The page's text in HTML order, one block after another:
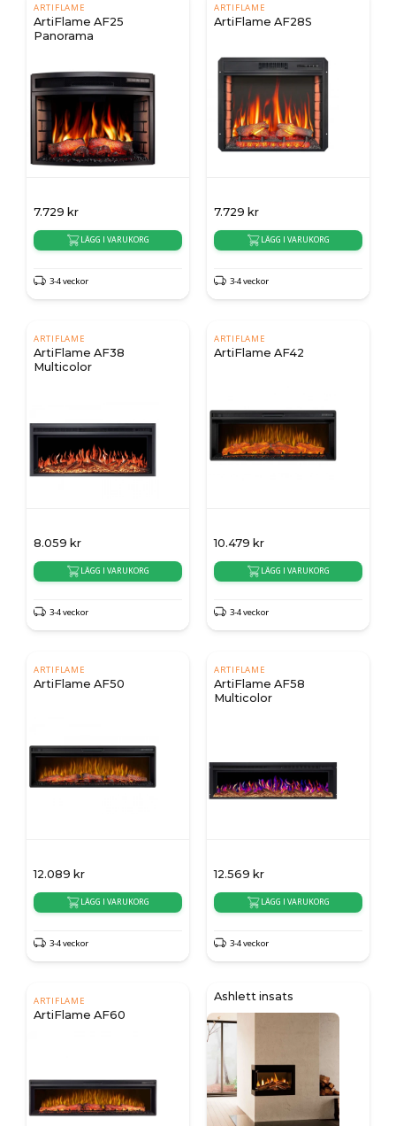
ARTIFLAME
ArtiFlame AF25
Panorama
7.729 kr
LÄGG I VARUKORG
3-4 veckor
ARTIFLAME
ArtiFlame AF28S
7.729 kr
LÄGG I VARUKORG
3-4 veckor
ARTIFLAME
ArtiFlame AF38
Multicolor
8.059 kr
LÄGG I VARUKORG
3-4 veckor
ARTIFLAME
ArtiFlame AF42
10.479 kr
LÄGG I VARUKORG
3-4 veckor
ARTIFLAME
ArtiFlame AF50
12.089 kr
LÄGG I VARUKORG
3-4 veckor
ARTIFLAME
ArtiFlame AF58
Multicolor
12.569 kr
LÄGG I VARUKORG
3-4 veckor
ARTIFLAME
ArtiFlame AF60
Ashlett insats